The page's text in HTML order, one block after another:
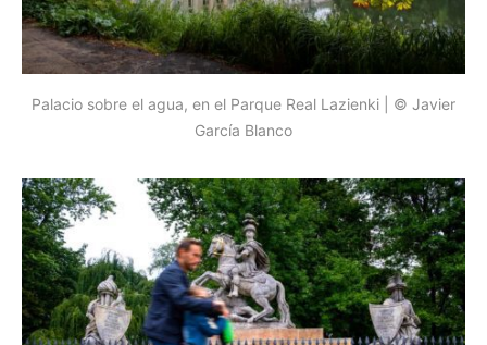
Palacio sobre el agua, en el Parque Real Lazienki | © Javier
García Blanco